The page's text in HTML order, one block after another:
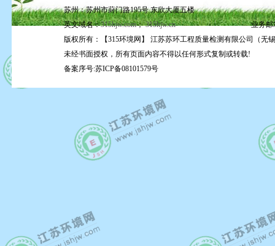
苏州：苏州市葑门路195号 东欣大厦五楼
英文域名：315hjw.com；315hjw.cn
业务邮
版权所有：【315环境网】 江苏苏环工程质量检测有限公司（无
未经书面授权，所有页面内容不得以任何形式复制或转载!
备案序号:苏ICP备08101579号